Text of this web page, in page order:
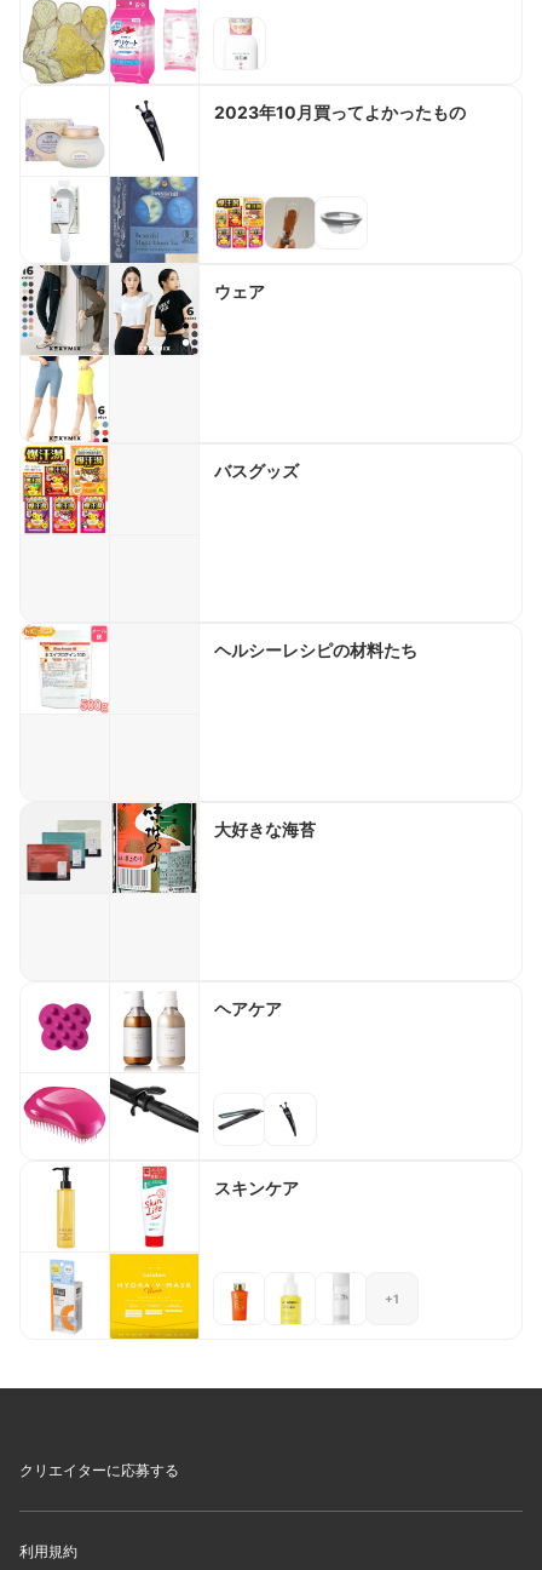
2023年10月買ってよかったもの
ウェア
バスグッズ
ヘルシーレシピの材料たち
大好きな海苔
ヘアケア
スキンケア
+1
クリエイターに応募する
利用規約